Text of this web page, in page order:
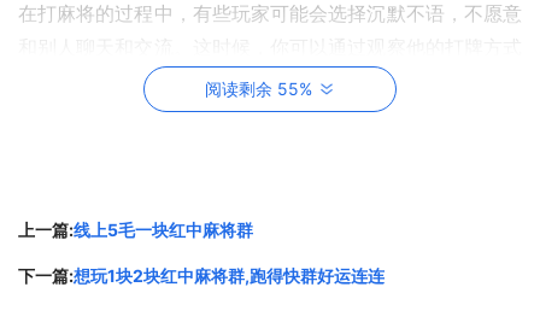
在打麻将的过程中，有些玩家可能会选择沉默不语，不愿意
和出牌顺序，猜测他的手牌情况。比如，如果他出牌时总是
优先打出两张一样的牌，可能就是在为下一步打出一个刻子
第三、灵活使用暗杠和明杠
阅读剩余 55%
上一篇:线上5毛一块红中麻将群
下一篇:想玩1块2块红中麻将群,跑得快群好运连连